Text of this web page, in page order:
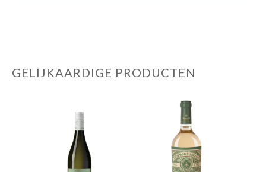
GELIJKAARDIGE PRODUCTEN